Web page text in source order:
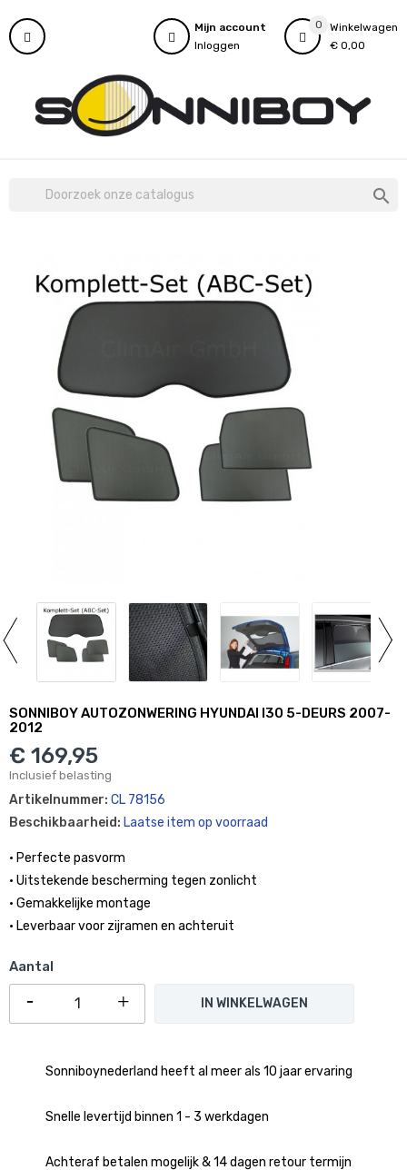
0
Winkelwagen
€ 0,00
Mijn account
Inloggen

SONNIBOY AUTOZONWERING HYUNDAI I30 5-DEURS 2007-
2012
€ 169,95
Inclusief belasting
Artikelnummer: CL 78156
Beschikbaarheid: Laatse item op voorraad
• Perfecte pasvorm
• Uitstekende bescherming tegen zonlicht
• Gemakkelijke montage
• Leverbaar voor zijramen en achteruit
Aantal
IN WINKELWAGEN
Sonniboynederland heeft al meer als 10 jaar ervaring
Snelle levertijd binnen 1 - 3 werkdagen
Achteraf betalen mogelijk & 14 dagen retour termijn